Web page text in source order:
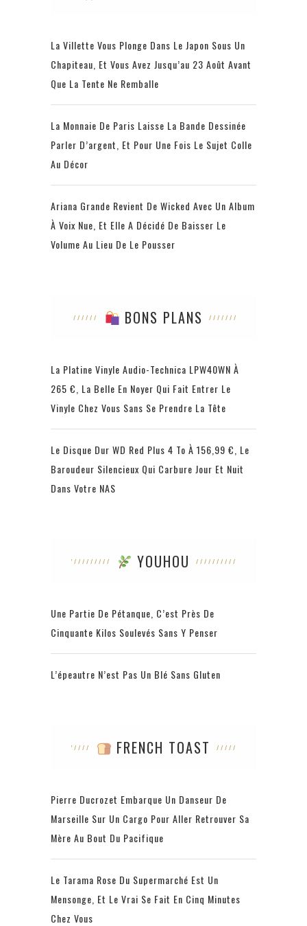
La Villette Vous Plonge Dans Le Japon Sous Un
Chapiteau, Et Vous Avez Jusqu’au 23 Août Avant
Que La Tente Ne Remballe
La Monnaie De Paris Laisse La Bande Dessinée
Parler D’argent, Et Pour Une Fois Le Sujet Colle
Au Décor
Ariana Grande Revient De Wicked Avec Un Album
À Voix Nue, Et Elle A Décidé De Baisser Le
Volume Au Lieu De Le Pousser
BONS PLANS
La Platine Vinyle Audio-Technica LPW40WN À
265 €, La Belle En Noyer Qui Fait Entrer Le
Vinyle Chez Vous Sans Se Prendre La Tête
Le Disque Dur WD Red Plus 4 To À 156,99 €, Le
Baroudeur Silencieux Qui Carbure Jour Et Nuit
Dans Votre NAS
YOUHOU
Une Partie De Pétanque, C’est Près De
Cinquante Kilos Soulevés Sans Y Penser
L’épeautre N’est Pas Un Blé Sans Gluten
FRENCH TOAST
Pierre Ducrozet Embarque Un Danseur De
Marseille Sur Un Cargo Pour Aller Retrouver Sa
Mère Au Bout Du Pacifique
Le Tarama Rose Du Supermarché Est Un
Mensonge, Et Le Vrai Se Fait En Cinq Minutes
Chez Vous